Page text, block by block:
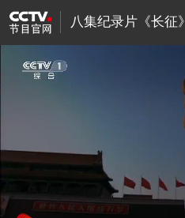
八集纪录片《长征》